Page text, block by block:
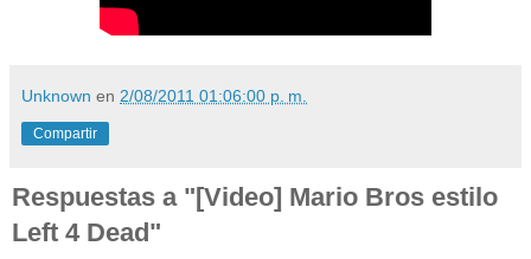
Unknown en 2/08/2011 01:06:00 p. m.
Compartir
Respuestas a "[Video] Mario Bros estilo
Left 4 Dead"